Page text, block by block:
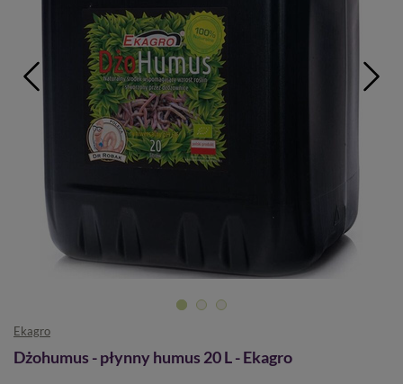
Ekagro
Dżohumus - płynny humus 20 L - Ekagro